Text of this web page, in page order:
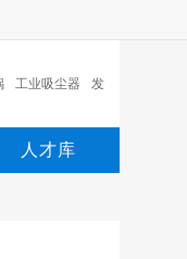
工业吸尘器 发
具
人才库